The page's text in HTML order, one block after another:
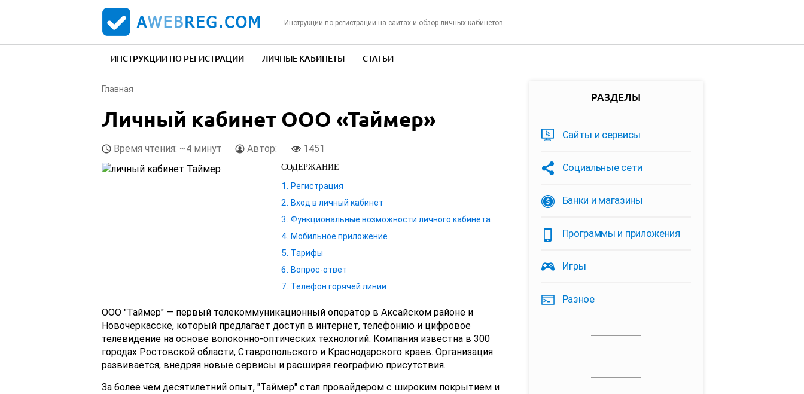
Инструкции по регистрации на сайтах и обзор личных кабинетов
ИНСТРУКЦИИ ПО РЕГИСТРАЦИИ ЛИЧНЫЕ КАБИНЕТЫ СТАТЬИ
Главная
Личный кабинет ООО «Таймер»
Время чтения: ~4 минут Автор: 1451
СОДЕРЖАНИЕ
Регистрация
Вход в личный кабинет
Функциональные возможности личного кабинета
Мобильное приложение
Тарифы
Вопрос-ответ
Телефон горячей линии
ООО "Таймер" — первый телекоммуникационный оператор в Аксайском районе и
Новочеркасске, который предлагает доступ в интернет, телефонию и цифровое
телевидение на основе волоконно-оптических технологий. Компания известна в 300
городах Ростовской области, Ставропольского и Краснодарского краев. Организация
развивается, внедряя новые сервисы и расширяя географию присутствия.
За более чем десятилетний опыт, "Таймер" стал провайдером с широким покрытием и
РАЗДЕЛЫ
Сайты и сервисы
Социальные сети
Банки и магазины
Программы и приложения
Игры
Разное